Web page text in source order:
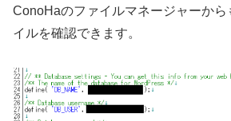
ConoHaのファイルマネージャーか
イルを確認できます。